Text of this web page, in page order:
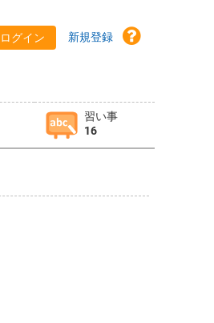
ログイン 新規登録
習い事
16